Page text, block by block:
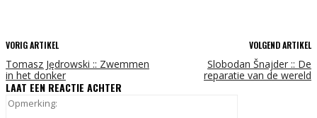
VORIG ARTIKEL
Tomasz Jędrowski :: Zwemmen
in het donker
VOLGEND ARTIKEL
Slobodan Šnajder :: De
reparatie van de wereld
LAAT EEN REACTIE ACHTER